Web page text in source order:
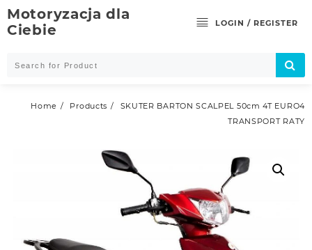
Skip
to
content
Motoryzacja dla
Ciebie
LOGIN / REGISTER
Home Products
SKUTER BARTON SCALPEL 50cm 4T EURO4
TRANSPORT RATY